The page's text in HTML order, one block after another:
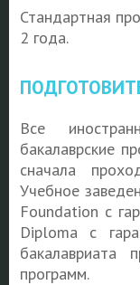
Стандартная
2 года.
Все
бакалаврские
сначала
Учебное
Foundation с
Diploma с
программ.